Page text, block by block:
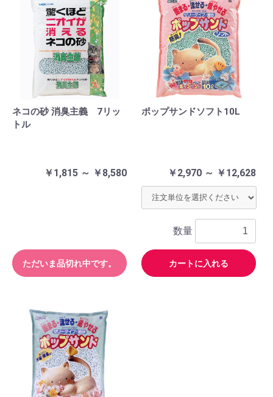
ネコの砂 消臭主義 7リッ
トル
￥1,815 ～ ￥8,580
ただいま品切れ中です。
ポップサンドソフト10L
￥2,970 ～ ￥12,628
数量
カートに入れる